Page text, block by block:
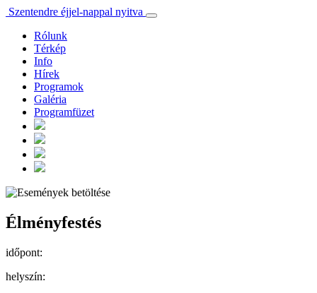
Szentendre éjjel-nappal nyitva
Rólunk
Térkép
Info
Hírek
Programok
Galéria
Programfüzet
Élményfestés
időpont:
helyszín: